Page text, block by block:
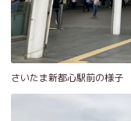
さいたま新都心駅前の様子